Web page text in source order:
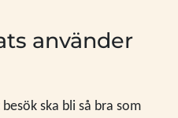
använder
ska bli så bra som